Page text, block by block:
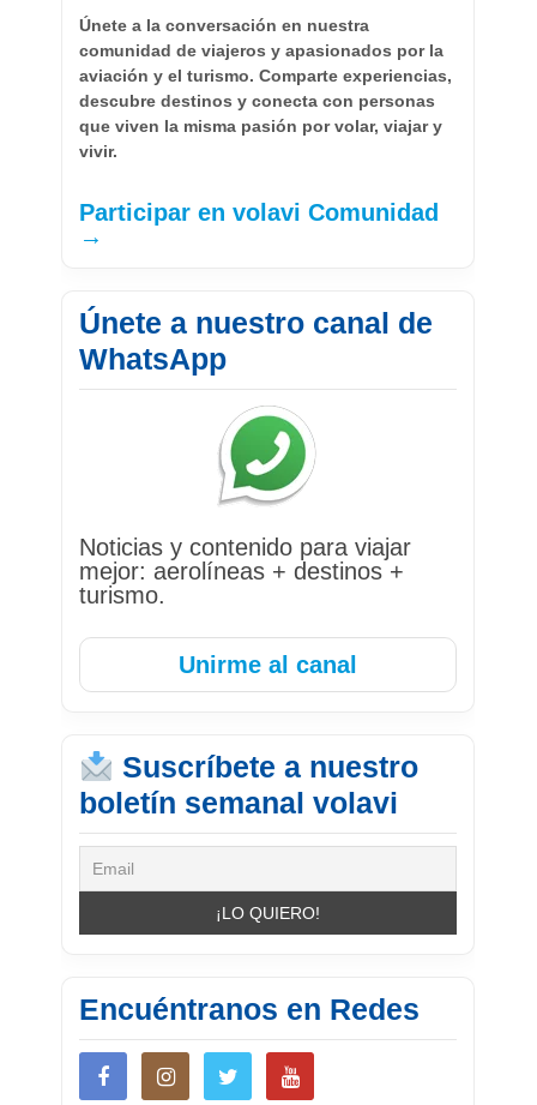
Únete a la conversación en nuestra
comunidad de viajeros y apasionados por la
aviación y el turismo. Comparte experiencias,
descubre destinos y conecta con personas
que viven la misma pasión por volar, viajar y
vivir.
Participar en volavi Comunidad
→
Únete a nuestro canal de
WhatsApp
Noticias y contenido para viajar
mejor: aerolíneas + destinos +
turismo.
Unirme al canal
Suscríbete a nuestro
boletín semanal volavi
Encuéntranos en Redes